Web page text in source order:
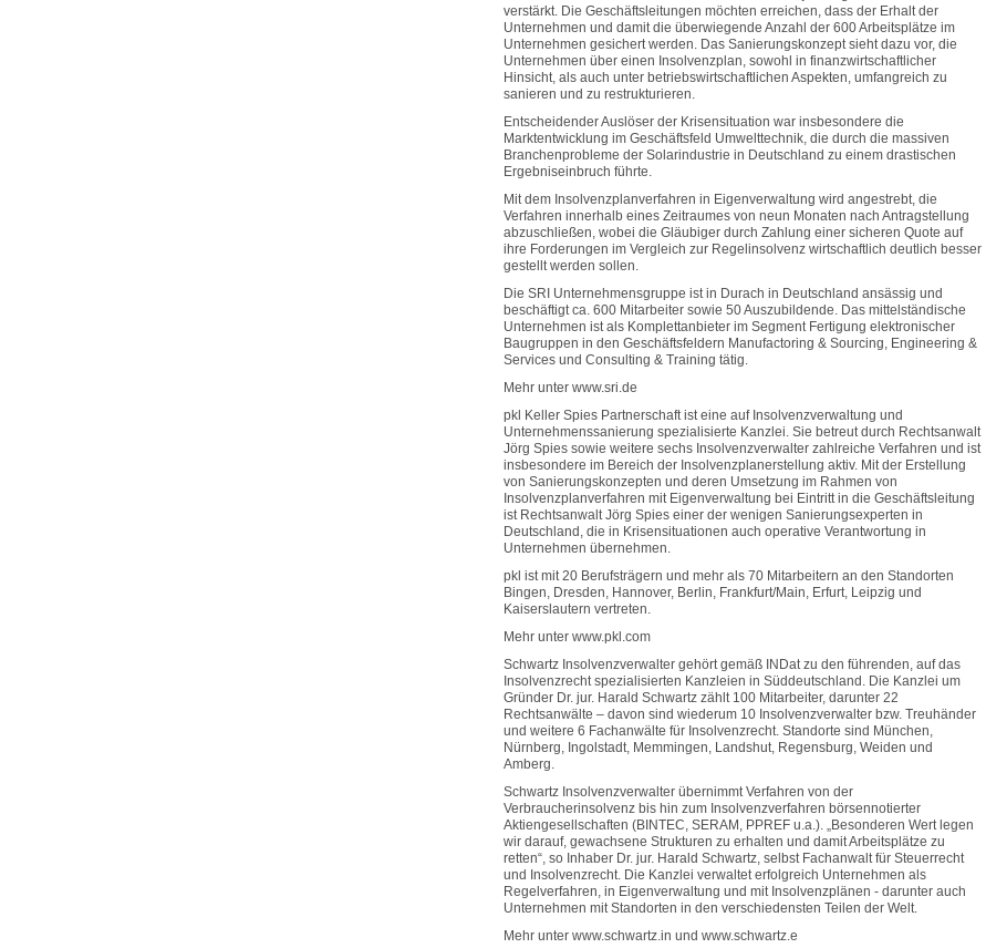
verstärkt. Die Geschäftsleitungen möchten erreichen, dass der Erhalt der
Unternehmen und damit die überwiegende Anzahl der 600 Arbeitsplätze im
Unternehmen gesichert werden. Das Sanierungskonzept sieht dazu vor, die
Unternehmen über einen Insolvenzplan, sowohl in finanzwirtschaftlicher
Hinsicht, als auch unter betriebswirtschaftlichen Aspekten, umfangreich zu
sanieren und zu restrukturieren.
Entscheidender Auslöser der Krisensituation war insbesondere die
Marktentwicklung im Geschäftsfeld Umwelttechnik, die durch die massiven
Branchenprobleme der Solarindustrie in Deutschland zu einem drastischen
Ergebniseinbruch führte.
Mit dem Insolvenzplanverfahren in Eigenverwaltung wird angestrebt, die
Verfahren innerhalb eines Zeitraumes von neun Monaten nach Antragstellung
abzuschließen, wobei die Gläubiger durch Zahlung einer sicheren Quote auf
ihre Forderungen im Vergleich zur Regelinsolvenz wirtschaftlich deutlich besser
gestellt werden sollen.
Die SRI Unternehmensgruppe ist in Durach in Deutschland ansässig und
beschäftigt ca. 600 Mitarbeiter sowie 50 Auszubildende. Das mittelständische
Unternehmen ist als Komplettanbieter im Segment Fertigung elektronischer
Baugruppen in den Geschäftsfeldern Manufactoring & Sourcing, Engineering &
Services und Consulting & Training tätig.
Mehr unter www.sri.de
pkl Keller Spies Partnerschaft ist eine auf Insolvenzverwaltung und
Unternehmenssanierung spezialisierte Kanzlei. Sie betreut durch Rechtsanwalt
Jörg Spies sowie weitere sechs Insolvenzverwalter zahlreiche Verfahren und ist
insbesondere im Bereich der Insolvenzplanerstellung aktiv. Mit der Erstellung
von Sanierungskonzepten und deren Umsetzung im Rahmen von
Insolvenzplanverfahren mit Eigenverwaltung bei Eintritt in die Geschäftsleitung
ist Rechtsanwalt Jörg Spies einer der wenigen Sanierungsexperten in
Deutschland, die in Krisensituationen auch operative Verantwortung in
Unternehmen übernehmen.
pkl ist mit 20 Berufsträgern und mehr als 70 Mitarbeitern an den Standorten
Bingen, Dresden, Hannover, Berlin, Frankfurt/Main, Erfurt, Leipzig und
Kaiserslautern vertreten.
Mehr unter www.pkl.com
Schwartz Insolvenzverwalter gehört gemäß INDat zu den führenden, auf das
Insolvenzrecht spezialisierten Kanzleien in Süddeutschland. Die Kanzlei um
Gründer Dr. jur. Harald Schwartz zählt 100 Mitarbeiter, darunter 22
Rechtsanwälte – davon sind wiederum 10 Insolvenzverwalter bzw. Treuhänder
und weitere 6 Fachanwälte für Insolvenzrecht. Standorte sind München,
Nürnberg, Ingolstadt, Memmingen, Landshut, Regensburg, Weiden und
Amberg.
Schwartz Insolvenzverwalter übernimmt Verfahren von der
Verbraucherinsolvenz bis hin zum Insolvenzverfahren börsennotierter
Aktiengesellschaften (BINTEC, SERAM, PPREF u.a.). „Besonderen Wert legen
wir darauf, gewachsene Strukturen zu erhalten und damit Arbeitsplätze zu
retten“, so Inhaber Dr. jur. Harald Schwartz, selbst Fachanwalt für Steuerrecht
und Insolvenzrecht. Die Kanzlei verwaltet erfolgreich Unternehmen als
Regelverfahren, in Eigenverwaltung und mit Insolvenzplänen - darunter auch
Unternehmen mit Standorten in den verschiedensten Teilen der Welt.
Mehr unter www.schwartz.in und www.schwartz.e